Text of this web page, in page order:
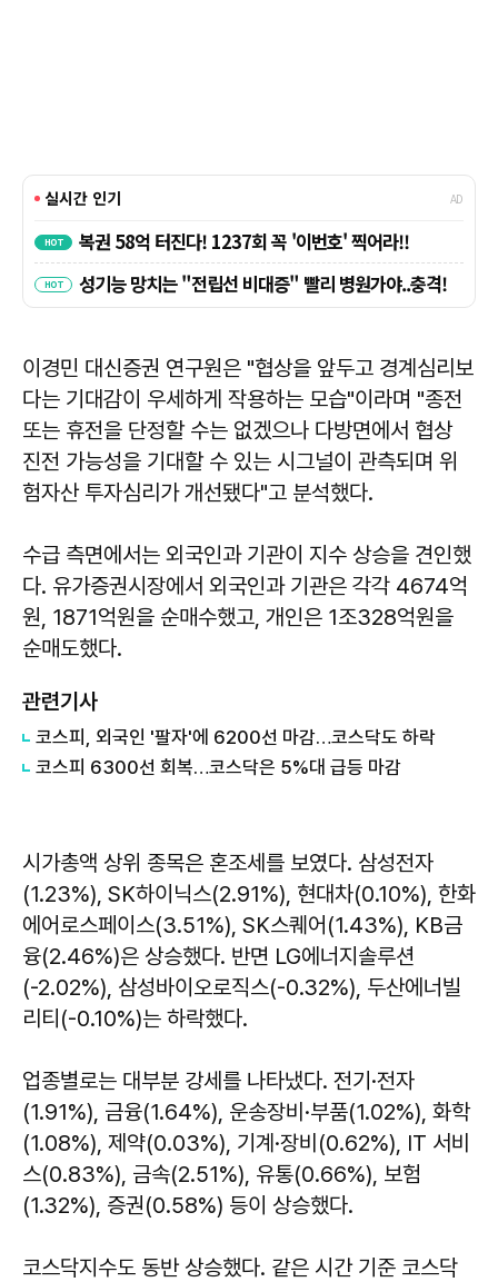
이경민 대신증권 연구원은 "협상을 앞두고 경계심리보
다는 기대감이 우세하게 작용하는 모습"이라며 "종전
또는 휴전을 단정할 수는 없겠으나 다방면에서 협상
진전 가능성을 기대할 수 있는 시그널이 관측되며 위
험자산 투자심리가 개선됐다"고 분석했다.
수급 측면에서는 외국인과 기관이 지수 상승을 견인했
다. 유가증권시장에서 외국인과 기관은 각각 4674억
원, 1871억원을 순매수했고, 개인은 1조328억원을
순매도했다.
관련기사
코스피, 외국인 '팔자'에 6200선 마감…코스닥도 하락
코스피 6300선 회복…코스닥은 5%대 급등 마감
시가총액 상위 종목은 혼조세를 보였다. 삼성전자
(1.23%), SK하이닉스(2.91%), 현대차(0.10%), 한화
에어로스페이스(3.51%), SK스퀘어(1.43%), KB금
융(2.46%)은 상승했다. 반면 LG에너지솔루션
(-2.02%), 삼성바이오로직스(-0.32%), 두산에너빌
리티(-0.10%)는 하락했다.
업종별로는 대부분 강세를 나타냈다. 전기·전자
(1.91%), 금융(1.64%), 운송장비·부품(1.02%), 화학
(1.08%), 제약(0.03%), 기계·장비(0.62%), IT 서비
스(0.83%), 금속(2.51%), 유통(0.66%), 보험
(1.32%), 증권(0.58%) 등이 상승했다.
코스닥지수도 동반 상승했다. 같은 시간 기준 코스닥